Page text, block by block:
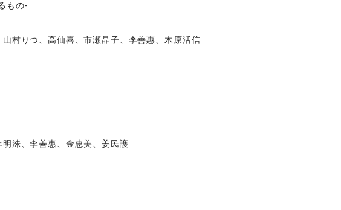
もの‐
村りつ、高仙喜、市瀬晶子、李善惠、木原活信
洙、李善惠、金恵美、姜民護